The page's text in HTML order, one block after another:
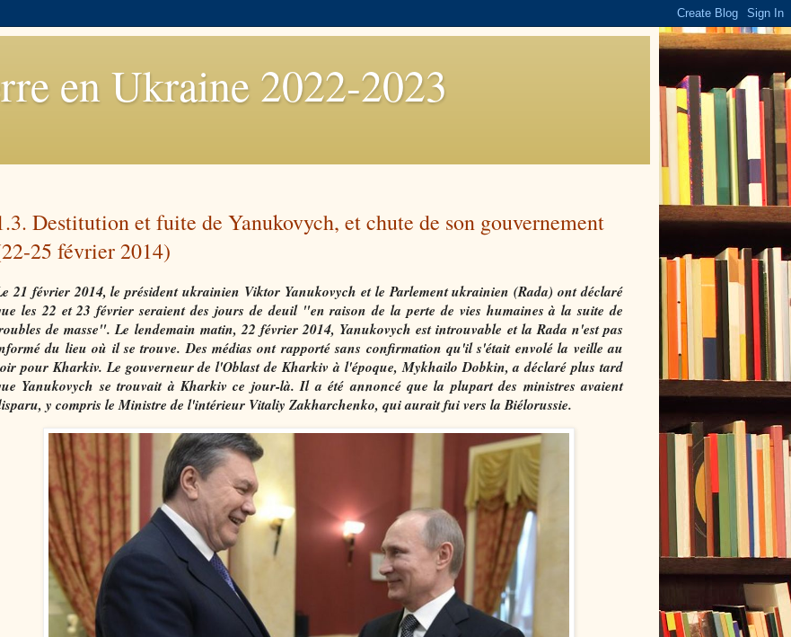
en Ukraine 2022-2023
Destitution et fuite de Yanukovych, et chute de son gouvernement
25 février 2014)
21 février 2014, le président ukrainien Viktor Yanukovych et le Parlement ukrainien (Rada) ont déclaré
les 22 et 23 février seraient des jours de deuil "en raison de la perte de vies humaines à la suite de
de masse". Le lendemain matin, 22 février 2014, Yanukovych est introuvable et la Rada n'est pas
du lieu où il se trouve. Des médias ont rapporté sans confirmation qu'il s'était envolé la veille au
pour Kharkiv. Le gouverneur de l'Oblast de Kharkiv à l'époque, Mykhailo Dobkin, a déclaré plus tard
Yanukovych se trouvait à Kharkiv ce jour-là. Il a été annoncé que la plupart des ministres avaient
y compris le Ministre de l'intérieur Vitaliy Zakharchenko, qui aurait fui vers la Biélorussie.